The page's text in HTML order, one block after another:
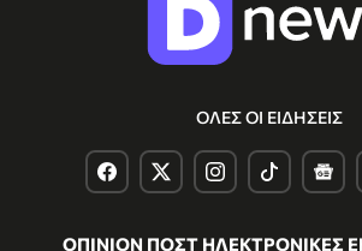
ΟΛΕΣ ΟΙ ΕΙΔΗΣΕΙΣ
ΟΠΙΝΙΟΝ ΠΟΣΤ ΗΛΕΚΤΡΟΝΙΚΕΣ